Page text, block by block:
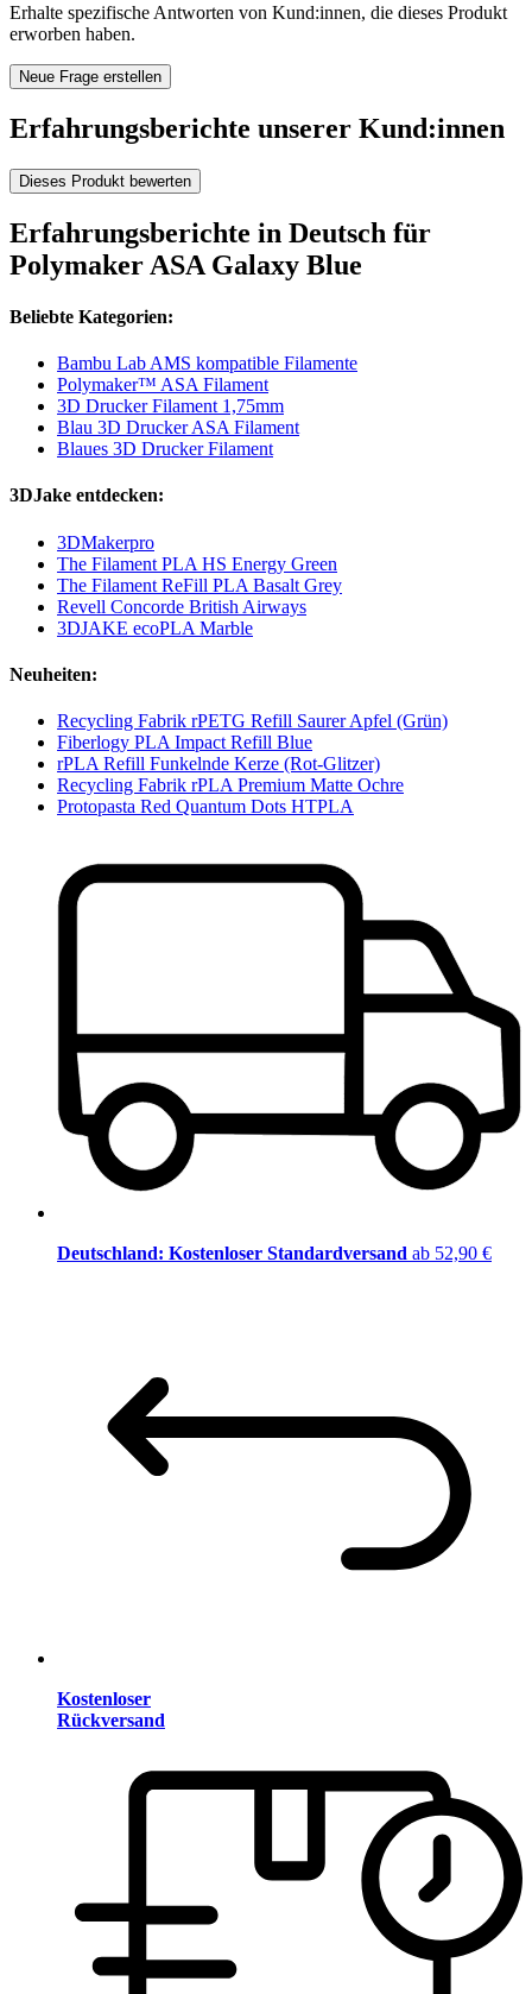
Erhalte spezifische Antworten von Kund:innen, die dieses Produkt
erworben haben.
Neue Frage erstellen
Erfahrungsberichte unserer Kund:innen
Dieses Produkt bewerten
Erfahrungsberichte in Deutsch für
Polymaker ASA Galaxy Blue
Beliebte Kategorien:
Bambu Lab AMS kompatible Filamente
Polymaker™ ASA Filament
3D Drucker Filament 1,75mm
Blau 3D Drucker ASA Filament
Blaues 3D Drucker Filament
3DJake entdecken:
3DMakerpro
The Filament PLA HS Energy Green
The Filament ReFill PLA Basalt Grey
Revell Concorde British Airways
3DJAKE ecoPLA Marble
Neuheiten:
Recycling Fabrik rPETG Refill Saurer Apfel (Grün)
Fiberlogy PLA Impact Refill Blue
rPLA Refill Funkelnde Kerze (Rot-Glitzer)
Recycling Fabrik rPLA Premium Matte Ochre
Protopasta Red Quantum Dots HTPLA
Deutschland: Kostenloser Standardversand ab 52,90 €
Kostenloser
Rückversand